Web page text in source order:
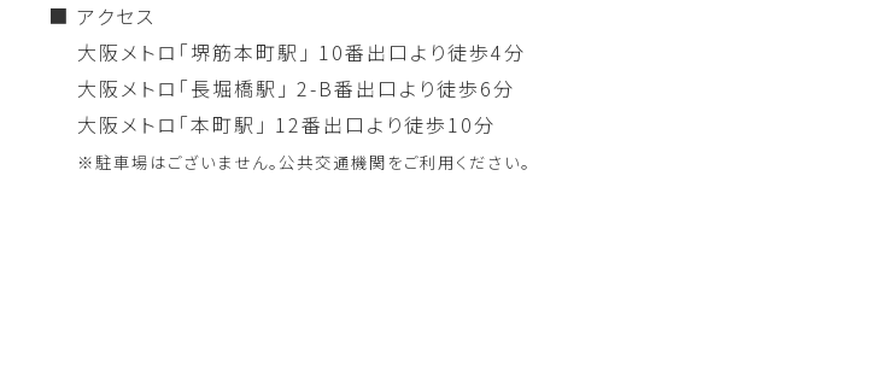
■ アクセス
大阪メトロ「堺筋本町駅」 10番出口より徒歩4分
大阪メトロ「長堀橋駅」 2-B番出口より徒歩6分
大阪メトロ「本町駅」 12番出口より徒歩10分
※駐車場はございません。公共交通機関をご利用ください。